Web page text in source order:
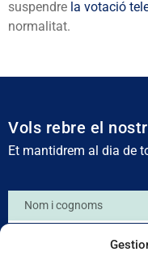
suspendre la votació
normalitat.
Vols rebre el
Et mantidrem al dia de